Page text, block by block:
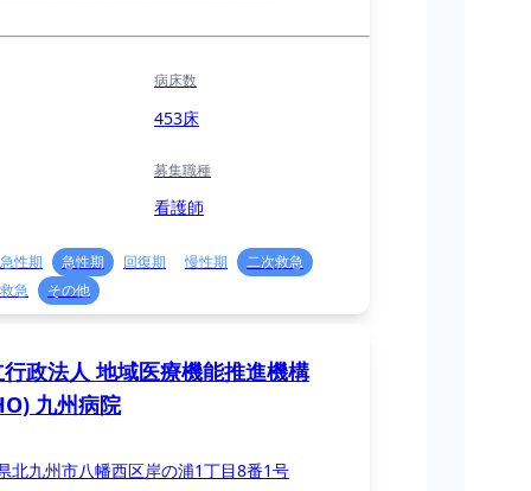
病床数
453床
募集職種
看護師
性期 急性期 回復期 慢性期
二次救急
急
その他
政法人 地域医療機能推進機構
九州病院
北九州市八幡西区岸の浦1丁目8番1号